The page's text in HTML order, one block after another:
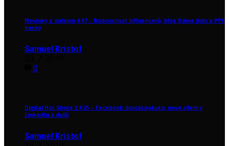
Novinky z onlajnu #47 – Budoucnost influencerů, blog Dáme jídlo a PPC
hacky
Samuel Kristof
0
Digital Hot Shots 2 #25 – Facebook dostal pokutu, nové cílení v
LinkedIn a další
Samuel Kristof